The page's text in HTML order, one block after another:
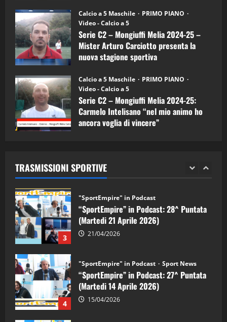
Calcio a 5 Maschile
PRIMO PIANO
Video - Calcio a 5
Serie C2 – Mongiuffi Melia 2024-25 –
Mister Arturo Carciotto presenta la
nuova stagione sportiva
Calcio a 5 Maschile
PRIMO PIANO
Video - Calcio a 5
Serie C2 – Mongiuffi Melia 2024-25:
Carmelo Intelisano “nel mio animo ho
ancora voglia di vincere”
TRASMISSIONI SPORTIVE
5
1
"SportEmpire" in Podcast
“SportEmpire” in Podcast: 30^ Puntata
(Martedi 05 Maggio 2026)
"SportEmpire" in Podcast Sport News
“SportEmpire” in Podcast: 29^ Puntata
(Martedi 28 Aprile 2026)
3
"SportEmpire" in Podcast
“SportEmpire” in Podcast: 28^ Puntata
21/04/2026
4
"SportEmpire" in Podcast
15/04/2026
"SportEmpire" in Podcast